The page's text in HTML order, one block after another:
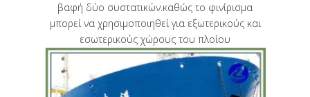
βαφή δύο συστατικών.καθώς το φινίρισμα
μπορεί να χρησιμοποιηθεί για εξωτερικούς και
εσωτερικούς χώρους του πλοίου